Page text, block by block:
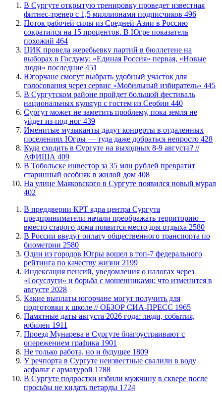
В Сургуте открытую тренировку проведет известная
фитнес-тренер с 1,5 миллионами подписчиков 496
Поток рабочей силы из Средней Азии в Россию
сократился на 15 процентов. В Югре показатель
похожий 464
ЦИК провела жеребьевку партий в бюллетене на
выборах в Госдуму: «Единая Россия» первая, «Новые
люди» последние 451
Югорчане смогут выбрать удобный участок для
голосования через сервис «Мобильный избиратель» 445
В Сургутском районе пройдет большой фестиваль
национальных культур с гостем из Сербии 440
Сургут может не заметить проблему, пока земля не
уйдет из-под ног 439
Именитые музыканты дадут концерты в отдаленных
поселениях Югры — туда даже добраться непросто 428
​Куда сходить в Сургуте на выходных 8-9 августа? //
АФИША 409
В Тобольске инвестор за 35 млн рублей превратит
старинный особняк в жилой дом 408
​На улице Маяковского в Сургуте появился новый мурал
402
​В преддверии КРТ ядра центра Сургута
предприниматели начали преображать территорию −
вместо старого дома появится место для отдыха 2580
В России введут оплату общественного транспорта по
биометрии 2580
Один из городов Югры вошел в топ-7 федерального
рейтинга по качеству жизни 2199
​Индексация пенсий, уведомления о налогах через
«Госуслуги» и борьба с мошенниками: что изменится в
августе 2028
Какие выплаты югорчане могут получить для
подготовки к школе // ОБЗОР СИА-ПРЕСС 1965
​Памятные даты августа 2026 года: люди, события,
юбилеи 1911
​Проезд Мунарева в Сургуте благоустраивают с
опережением графика 1901
​Не только работа, но и будущее 1809
​У речпорта в Сургуте неизвестные свалили в воду
асфальт с арматурой 1788
В Сургуте подростки избили мужчину в сквере после
просьбы не кидать петарды 1724